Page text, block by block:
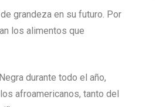
grandeza en su futuro. Por
los alimentos que
durante todo el año,
afroamericanos, tanto del